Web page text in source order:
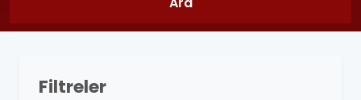
Filtreler